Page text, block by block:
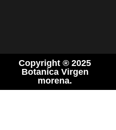
Copyright ® 2025
Botanica Virgen
morena.